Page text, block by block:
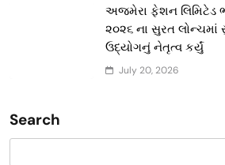
અજમેરા ફેશન લિમિટેડ
૨૦૨૬ ના સુરત લોન્ચમાં
ઉદ્યોગનું નેતૃત્વ કર્યું
July 20, 2026
Search